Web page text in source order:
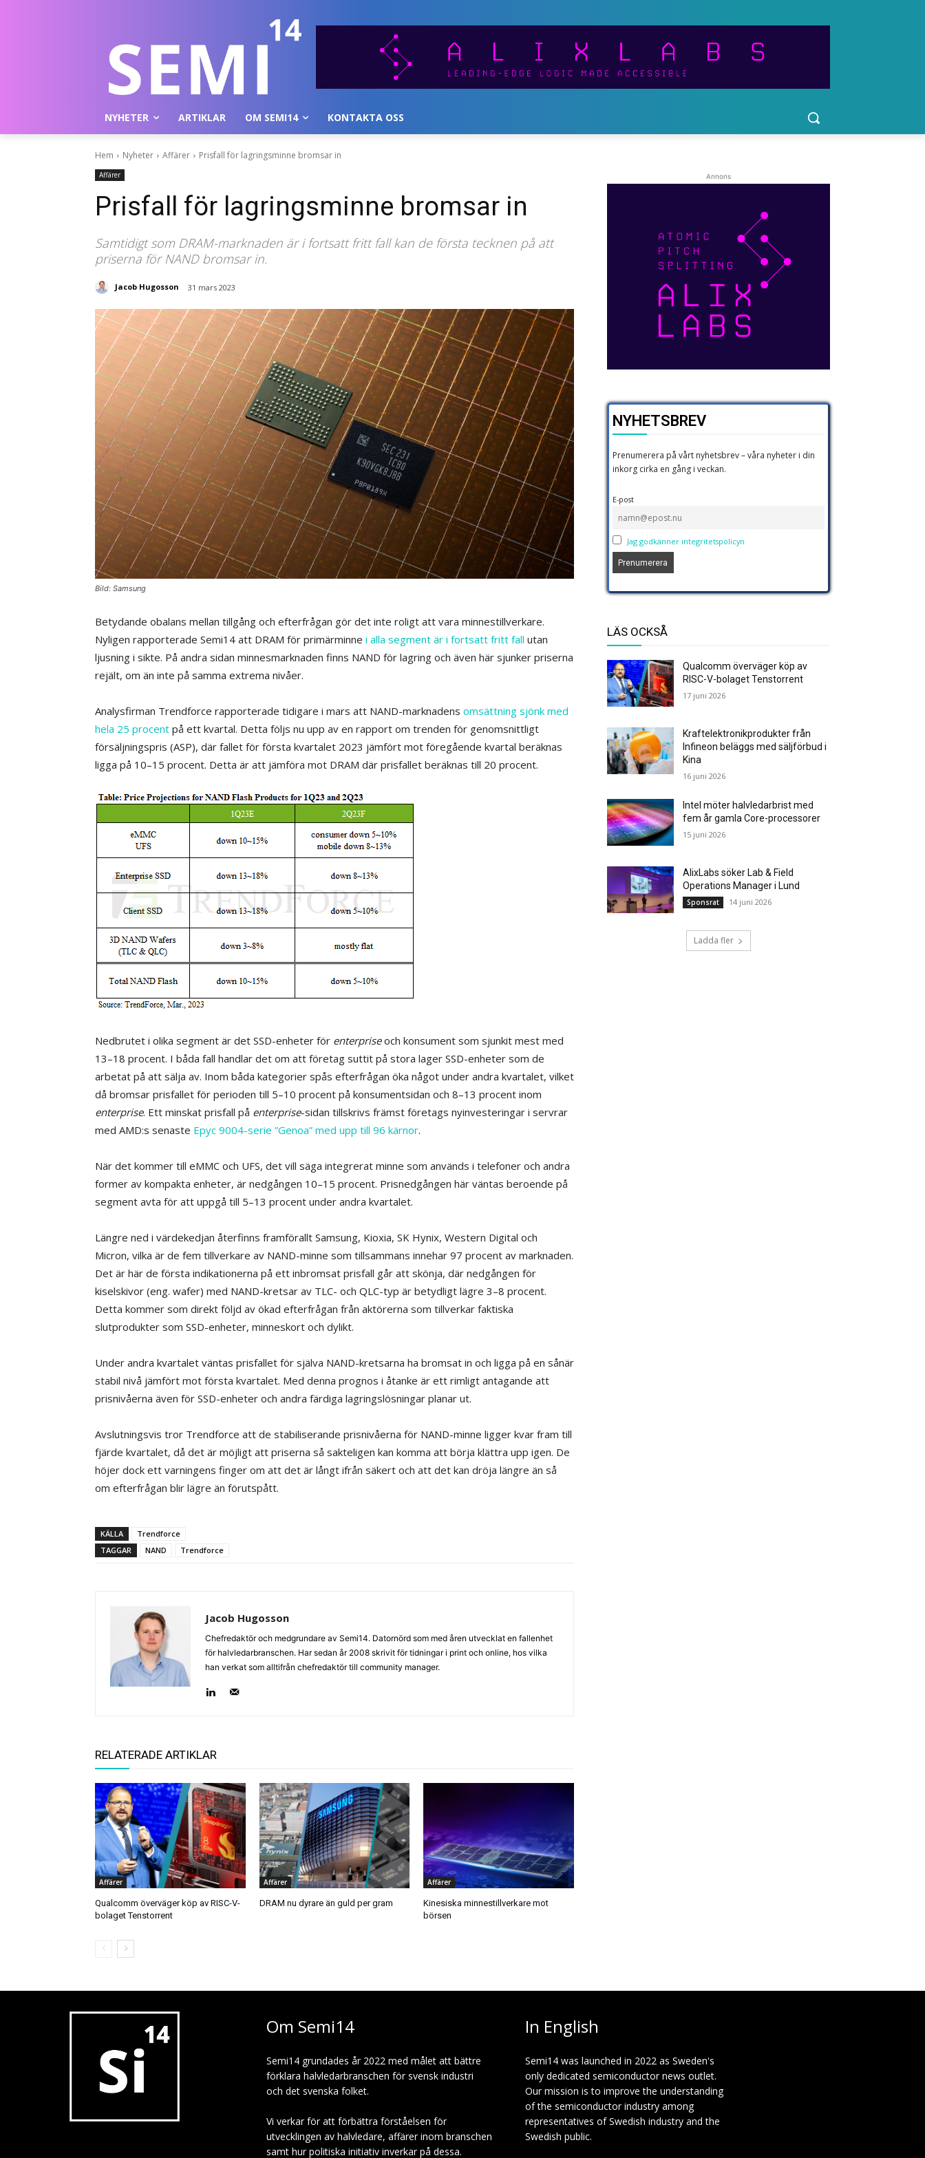
NYHETER ARTIKLAR OM SEMI14 KONTAKTA OSS
Hem Nyheter Affärer Prisfall för lagringsminne bromsar in
Affärer
Prisfall för lagringsminne bromsar in
Samtidigt som DRAM-marknaden är i fortsatt fritt fall kan de första tecknen på att
priserna för NAND bromsar in.
Jacob Hugosson 31 mars 2023
Bild: Samsung
Betydande obalans mellan tillgång och efterfrågan gör det inte roligt att vara minnestillverkare.
Nyligen rapporterade Semi14 att DRAM för primärminne i alla segment är i fortsatt fritt fall utan
ljusning i sikte. På andra sidan minnesmarknaden finns NAND för lagring och även här sjunker priserna
rejält, om än inte på samma extrema nivåer.
Analysfirman Trendforce rapporterade tidigare i mars att NAND-marknadens omsättning sjönk med
hela 25 procent på ett kvartal. Detta följs nu upp av en rapport om trenden för genomsnittligt
försäljningspris (ASP), där fallet för första kvartalet 2023 jämfört mot föregående kvartal beräknas
ligga på 10–15 procent. Detta är att jämföra mot DRAM där prisfallet beräknas till 20 procent.
Nedbrutet i olika segment är det SSD-enheter för enterpriseoch konsument som sjunkit mest med
13–18 procent. I båda fall handlar det om att företag suttit på stora lager SSD-enheter som de
arbetat på att sälja av. Inom båda kategorier spås efterfrågan öka något under andra kvartalet, vilket
då bromsar prisfallet för perioden till 5–10 procent på konsumentsidan och 8–13 procent inom
enterprise. Ett minskat prisfall på enterprise-sidan tillskrivs främst företags nyinvesteringar i servrar
med AMD:s senaste Epyc 9004-serie ”Genoa” med upp till 96 kärnor.
När det kommer till eMMC och UFS, det vill säga integrerat minne som används i telefoner och andra
former av kompakta enheter, är nedgången 10–15 procent. Prisnedgången här väntas beroende på
segment avta för att uppgå till 5–13 procent under andra kvartalet.
Längre ned i värdekedjan återfinns framförallt Samsung, Kioxia, SK Hynix, Western Digital och
Micron, vilka är de fem tillverkare av NAND-minne som tillsammans innehar 97 procent av marknaden.
Det är här de första indikationerna på ett inbromsat prisfall går att skönja, där nedgången för
kiselskivor (eng. wafer) med NAND-kretsar av TLC- och QLC-typ är betydligt lägre 3–8 procent.
Detta kommer som direkt följd av ökad efterfrågan från aktörerna som tillverkar faktiska
slutprodukter som SSD-enheter, minneskort och dylikt.
Under andra kvartalet väntas prisfallet för själva NAND-kretsarna ha bromsat in och ligga på en sånär
stabil nivå jämfört mot första kvartalet. Med denna prognos i åtanke är ett rimligt antagande att
prisnivåerna även för SSD-enheter och andra färdiga lagringslösningar planar ut.
Avslutningsvis tror Trendforce att de stabiliserande prisnivåerna för NAND-minne ligger kvar fram till
fjärde kvartalet, då det är möjligt att priserna så sakteligen kan komma att börja klättra upp igen. De
höjer dock ett varningens finger om att det är långt ifrån säkert och att det kan dröja längre än så
om efterfrågan blir lägre än förutspått.
KÄLLA
Trendforce
TAGGAR
NAND Trendforce
Jacob Hugosson
Chefredaktör och medgrundare av Semi14. Datornörd som med åren utvecklat en fallenhet
för halvledarbranschen. Har sedan år 2008 skrivit för tidningar i print och online, hos vilka
han verkat som alltifrån chefredaktör till community manager.
RELATERADE ARTIKLAR
Affärer
Qualcomm överväger köp av RISC-V-
bolaget Tenstorrent
Affärer
DRAM nu dyrare än guld per gram
Affärer
Kinesiska minnestillverkare mot
börsen
Annons
NYHETSBREV
Prenumerera på vårt nyhetsbrev – våra nyheter i din
inkorg cirka en gång i veckan.
E-post
Jag godkänner integritetspolicyn
LÄS OCKSÅ
Qualcomm överväger köp av
RISC-V-bolaget Tenstorrent
17 juni 2026
Kraftelektronikprodukter från
Infineon beläggs med säljförbud i
Kina
16 juni 2026
Intel möter halvledarbrist med
fem år gamla Core-processorer
15 juni 2026
AlixLabs söker Lab & Field
Operations Manager i Lund
Sponsrat 14 juni 2026
Ladda fler
Om Semi14
Semi14 grundades år 2022 med målet att bättre
förklara halvledarbranschen för svensk industri
och det svenska folket.
Vi verkar för att förbättra förståelsen för
utvecklingen av halvledare, affärer inom branschen
samt hur politiska initiativ inverkar på dessa.
In English
Semi14 was launched in 2022 as Sweden's
only dedicated semiconductor news outlet.
Our mission is to improve the understanding
of the semiconductor industry among
representatives of Swedish industry and the
Swedish public.